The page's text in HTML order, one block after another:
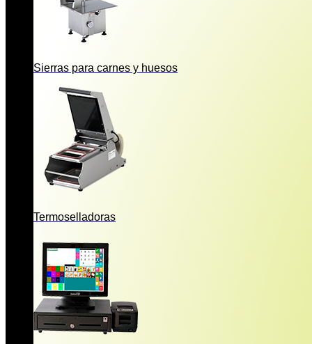
Sierras para carnes y huesos
Termoselladoras